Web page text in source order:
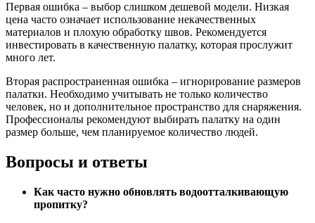
Первая ошибка – выбор слишком дешевой модели. Низкая
цена часто означает использование некачественных
материалов и плохую обработку швов. Рекомендуется
инвестировать в качественную палатку, которая прослужит
много лет.
Вторая распространенная ошибка – игнорирование размеров
палатки. Необходимо учитывать не только количество
человек, но и дополнительное пространство для снаряжения.
Профессионалы рекомендуют выбирать палатку на один
размер больше, чем планируемое количество людей.
Вопросы и ответы
Как часто нужно обновлять водоотталкивающую
пропитку?